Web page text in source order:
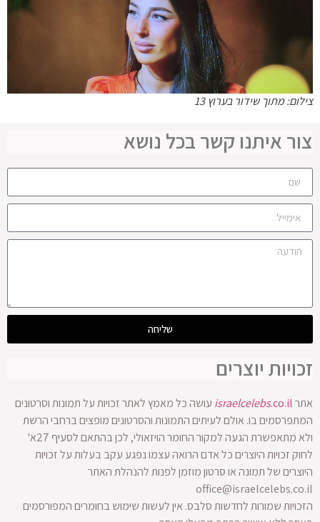
צילום: מתוך שידור בערוץ 13
צור איתנו קשר בכל נושא
שליחה
זכויות יוצרים
אתר israelcelebs.co.il
עושה כל מאמץ לאתר זכויות על תמונות וסרטונים
המתפרסמים בו. אולם לעיתים התמונות והסרטונים מופצים ברחבי הרשת
ולא מתאפשרת הגעה למקור החומר הויזאולי, לכן בהתאם לסעיף 27א'
לחוק זכויות היוצרים כל אדם הרואה עצמו נפגע עקב בעלות על זכויות
היוצרים של תמונה או סרטון מוזמן לפנות להנהלת האתר
office@israelcelebs.co.il
הזכויות שמורות לחדשות סלבס. אין לעשות שימוש בחומרים המפורסמים